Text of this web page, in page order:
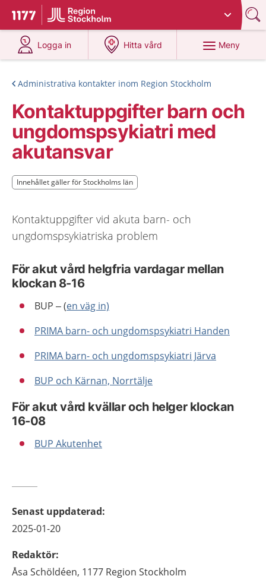
Till startsidan för 1177
Du har valt region
Logga in
på 1177.se
Hitta vård
på 1177.se
Meny
Administrativa kontakter inom Region Stockholm
Kontaktuppgifter barn och
ungdomspsykiatri med
akutansvar
Innehållet gäller för Stockholms län
Innehållet gäller för Stockholms län
Kontaktuppgifter vid akuta barn- och
ungdomspsykiatriska problem
För akut vård helgfria vardagar mellan
klockan 8-16
BUP – (en väg in)
PRIMA barn- och ungdomspsykiatri Handen
PRIMA barn- och ungdomspsykiatri Järva
BUP och Kärnan, Norrtälje
För akut vård kvällar och helger klockan
16-08
BUP Akutenhet
Senast uppdaterad:
2025-01-20
Redaktör:
Åsa Schöldéen, 1177 Region Stockholm